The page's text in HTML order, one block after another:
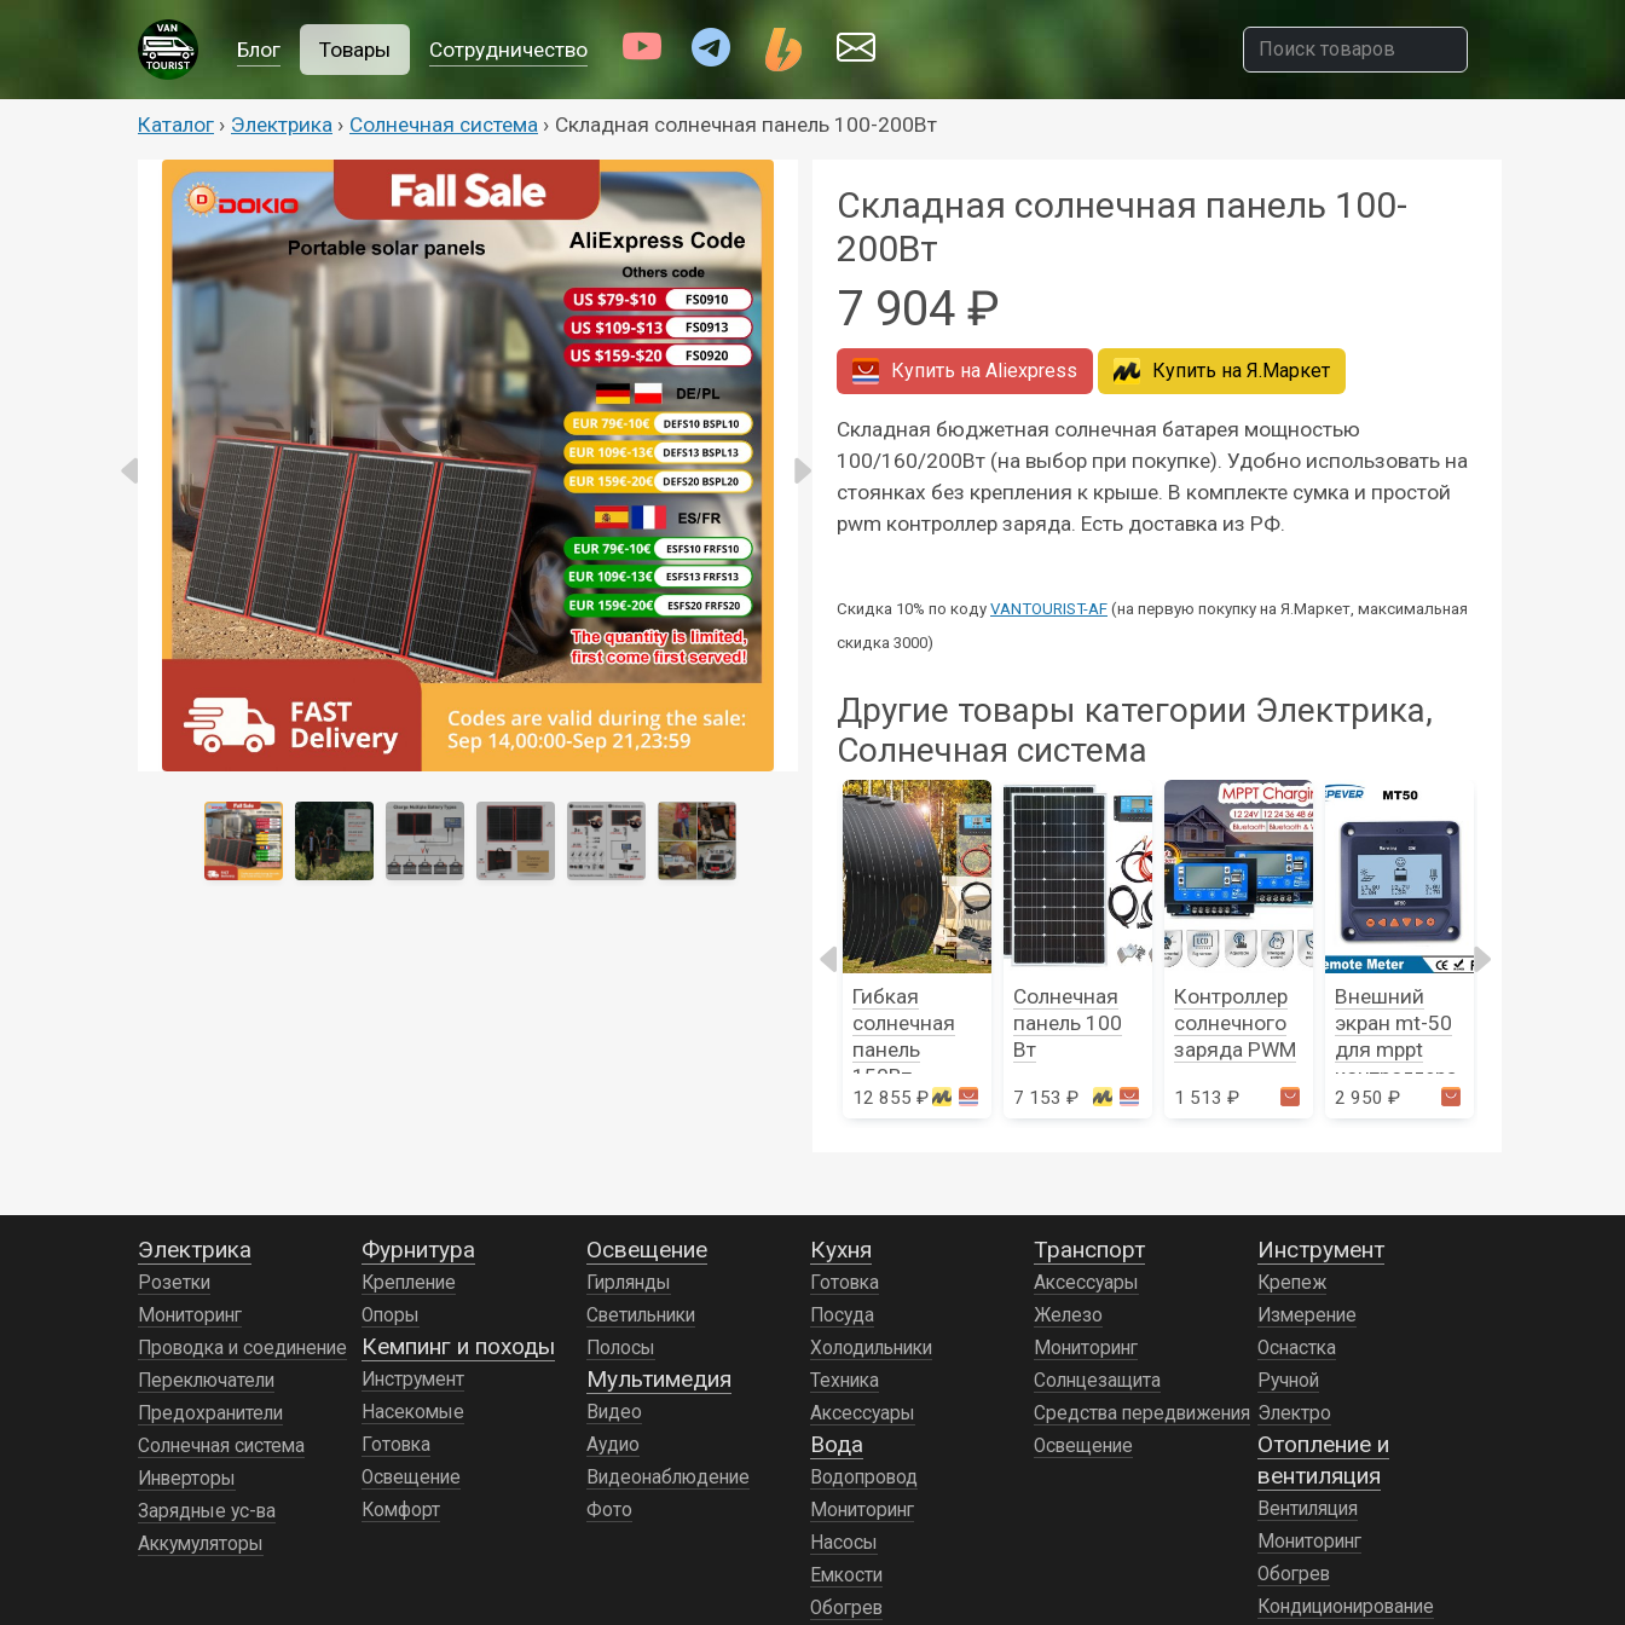
Блог Товары Сотрудничество
Каталог › Электрика › Солнечная система › Складная солнечная панель 100-200Вт
Складная солнечная панель 100-
200Вт
7 904 ₽
Купить на Aliexpress Купить на Я.Маркет
Складная бюджетная солнечная батарея мощностью
100/160/200Вт (на выбор при покупке). Удобно использовать на
стоянках без крепления к крыше. В комплекте сумка и простой
pwm контроллер заряда. Есть доставка из РФ.
Скидка 10% по коду VANTOURIST-AF (на первую покупку на Я.Маркет, максимальная
скидка 3000)
Другие товары категории Электрика,
Солнечная система
Гибкая
солнечная
панель
150Вт
12 855 ₽
Солнечная
панель 100
Вт
7 153 ₽
Контроллер
солнечного
заряда PWM
1 513 ₽
Внешний
экран mt-50
для mppt
контроллера
epever
2 950 ₽
Электрика
Розетки
Мониторинг
Проводка и соединение
Переключатели
Предохранители
Солнечная система
Инверторы
Зарядные ус-ва
Аккумуляторы
Фурнитура
Крепление
Опоры
Кемпинг и походы
Инструмент
Насекомые
Готовка
Освещение
Комфорт
Освещение
Гирлянды
Светильники
Полосы
Мультимедия
Видео
Аудио
Видеонаблюдение
Фото
Кухня
Готовка
Посуда
Холодильники
Техника
Аксессуары
Вода
Водопровод
Мониторинг
Насосы
Емкости
Обогрев
Транспорт
Аксессуары
Железо
Мониторинг
Солнцезащита
Средства передвижения
Освещение
Инструмент
Крепеж
Измерение
Оснастка
Ручной
Электро
Отопление и
вентиляция
Вентиляция
Мониторинг
Обогрев
Кондиционирование